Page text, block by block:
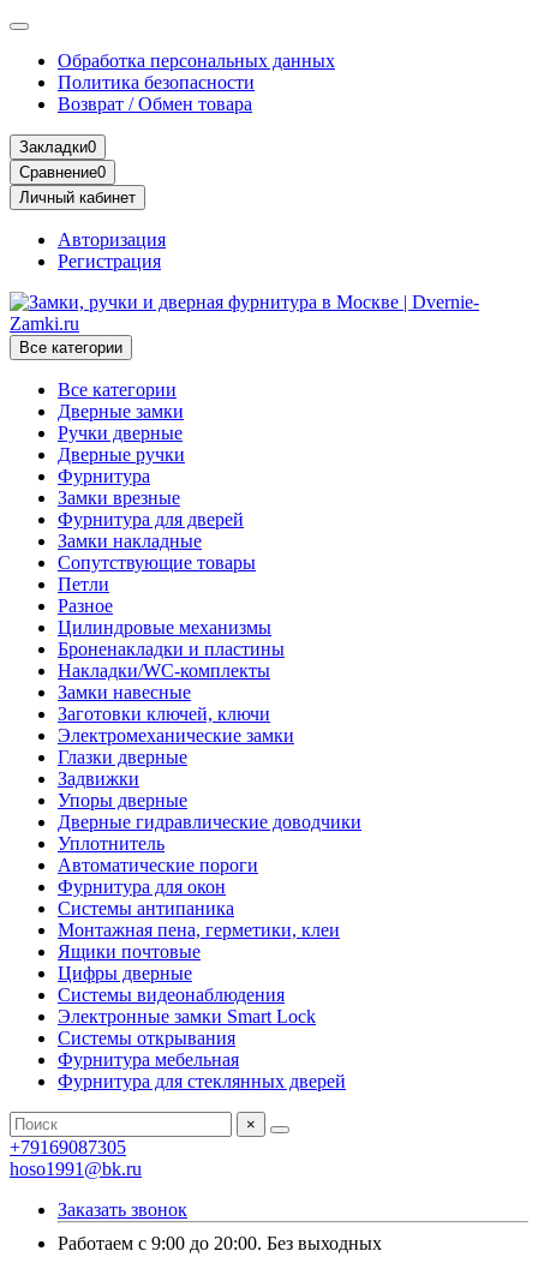
Обработка персональных данных
Политика безопасности
Возврат / Обмен товара
Закладки0
Сравнение0
Личный кабинет
Авторизация
Регистрация
Все категории
Все категории
Дверные замки
Ручки дверные
Дверные ручки
Фурнитура
Замки врезные
Фурнитура для дверей
Замки накладные
Сопутствующие товары
Петли
Разное
Цилиндровые механизмы
Броненакладки и пластины
Накладки/WC-комплекты
Замки навесные
Заготовки ключей, ключи
Электромеханические замки
Глазки дверные
Задвижки
Упоры дверные
Дверные гидравлические доводчики
Уплотнитель
Автоматические пороги
Фурнитура для окон
Системы антипаника
Монтажная пена, герметики, клеи
Ящики почтовые
Цифры дверные
Системы видеонаблюдения
Электронные замки Smart Lock
Системы открывания
Фурнитура мебельная
Фурнитура для стеклянных дверей
×
+79169087305
hoso1991@bk.ru
Заказать звонок
Работаем с 9:00 до 20:00. Без выходных